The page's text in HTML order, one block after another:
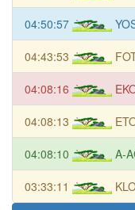
04:50:57
04:43:53
04:08:16
04:08:13
04:08:10 A-
03:33:11